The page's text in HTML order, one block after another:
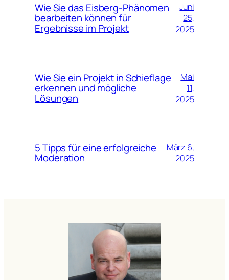
Wie Sie das Eisberg-Phänomen
bearbeiten können für
Ergebnisse im Projekt
Juni
25,
2025
Wie Sie ein Projekt in Schieflage
erkennen und mögliche
Lösungen
Mai
11,
2025
5 Tipps für eine erfolgreiche
Moderation
März 6,
2025